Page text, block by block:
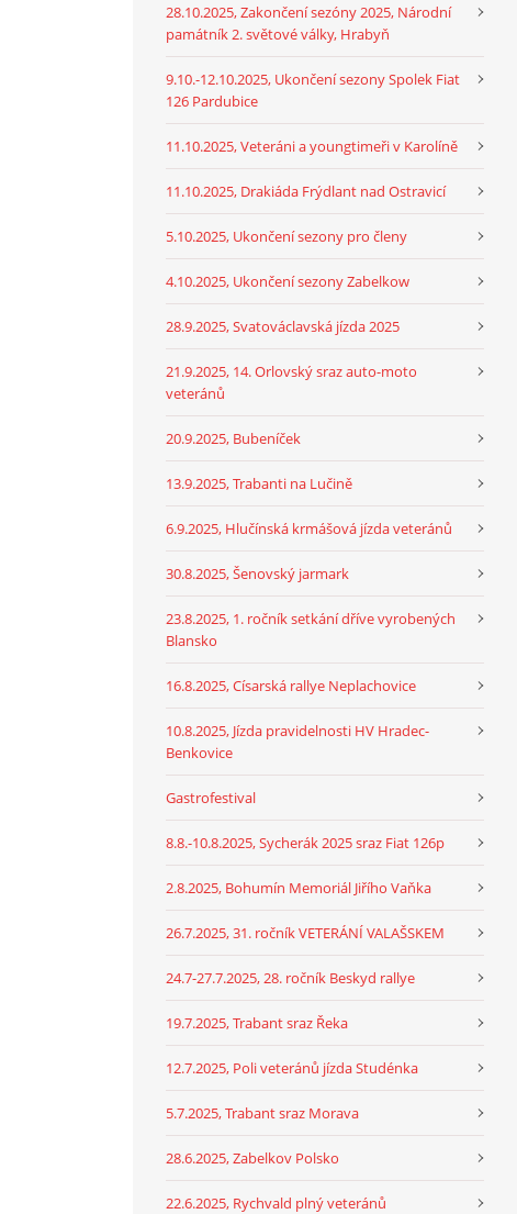
28.10.2025, Zakončení sezóny 2025, Národní
památník 2. světové války, Hrabyň
9.10.-12.10.2025, Ukončení sezony Spolek Fiat
126 Pardubice
11.10.2025, Veteráni a youngtimeři v Karolíně
11.10.2025, Drakiáda Frýdlant nad Ostravicí
5.10.2025, Ukončení sezony pro členy
4.10.2025, Ukončení sezony Zabelkow
28.9.2025, Svatováclavská jízda 2025
21.9.2025, 14. Orlovský sraz auto-moto
veteránů
20.9.2025, Bubeníček
13.9.2025, Trabanti na Lučině
6.9.2025, Hlučínská krmášová jízda veteránů
30.8.2025, Šenovský jarmark
23.8.2025, 1. ročník setkání dříve vyrobených
Blansko
16.8.2025, Císarská rallye Neplachovice
10.8.2025, Jízda pravidelnosti HV Hradec-
Benkovice
Gastrofestival
8.8.-10.8.2025, Sycherák 2025 sraz Fiat 126p
2.8.2025, Bohumín Memoriál Jiřího Vaňka
26.7.2025, 31. ročník VETERÁNÍ VALAŠSKEM
24.7-27.7.2025, 28. ročník Beskyd rallye
19.7.2025, Trabant sraz Řeka
12.7.2025, Poli veteránů jízda Studénka
5.7.2025, Trabant sraz Morava
28.6.2025, Zabelkov Polsko
22.6.2025, Rychvald plný veteránů